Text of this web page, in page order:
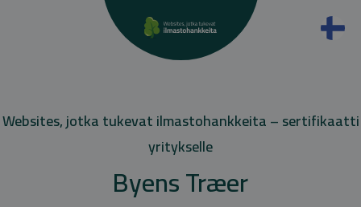
Websites, jotka tukevat ilmastohankkeita – sertifikaatti
yritykselle
Byens Træer